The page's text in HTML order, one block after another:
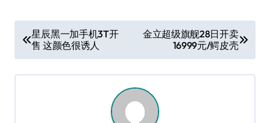
章
导
星辰黑一加手机3T开
售 这颜色很诱人
金立超级旗舰28日开卖
16999元/鳄皮壳